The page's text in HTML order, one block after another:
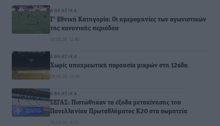
ΑΘΛΗΤΙΚΆ
Γ’ Εθνική Κατηγορία: Οι ημερομηνίες των αγωνιστικών
της κανονικής περιόδου
08.08.26 · 12:40
ΑΘΛΗΤΙΚΆ
Χωρίς υποχρεωτική παρουσία μικρών στη 12άδα
08.08.26 · 12:00
ΑΘΛΗΤΙΚΆ
ΣΕΓΑΣ: Πιστώθηκαν τα έξοδα μετακίνησης του
Πανελληνίου Πρωταθλήματος Κ20 στα σωματεία
08.08.26 · 10:51